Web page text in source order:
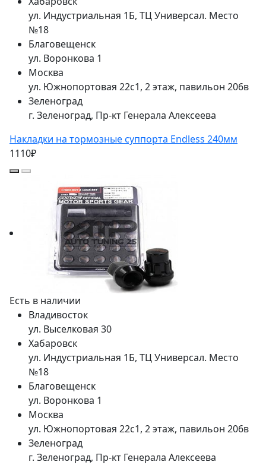
ул. Индустриальная 1Б, ТЦ Универсал. Место
№18
Благовещенск
ул. Воронкова 1
Москва
ул. Южнопортовая 22с1, 2 этаж, павильон 206в
Зеленоград
г. Зеленоград, Пр-кт Генерала Алексеева
Накладки на тормозные суппорта Endless 240мм
1110₽
Есть в наличии
Владивосток
ул. Выселковая 30
Хабаровск
ул. Индустриальная 1Б, ТЦ Универсал. Место
№18
Благовещенск
ул. Воронкова 1
Москва
ул. Южнопортовая 22с1, 2 этаж, павильон 206в
Зеленоград
г. Зеленоград, Пр-кт Генерала Алексеева